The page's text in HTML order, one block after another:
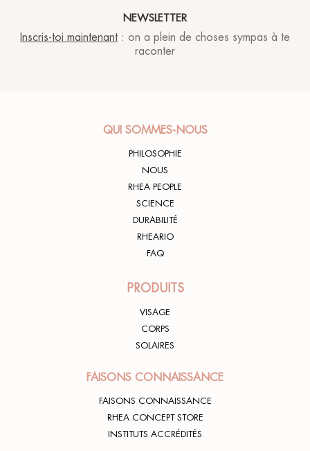
NEWSLETTER
Inscris-toi maintenant : on a plein de choses sympas à te
raconter
QUI SOMMES-NOUS
PHILOSOPHIE
NOUS
RHEA PEOPLE
SCIENCE
DURABILITÉ
RHEARIO
FAQ
PRODUITS
VISAGE
CORPS
SOLAIRES
FAISONS CONNAISSANCE
FAISONS CONNAISSANCE
RHEA CONCEPT STORE
INSTITUTS ACCRÉDITÉS